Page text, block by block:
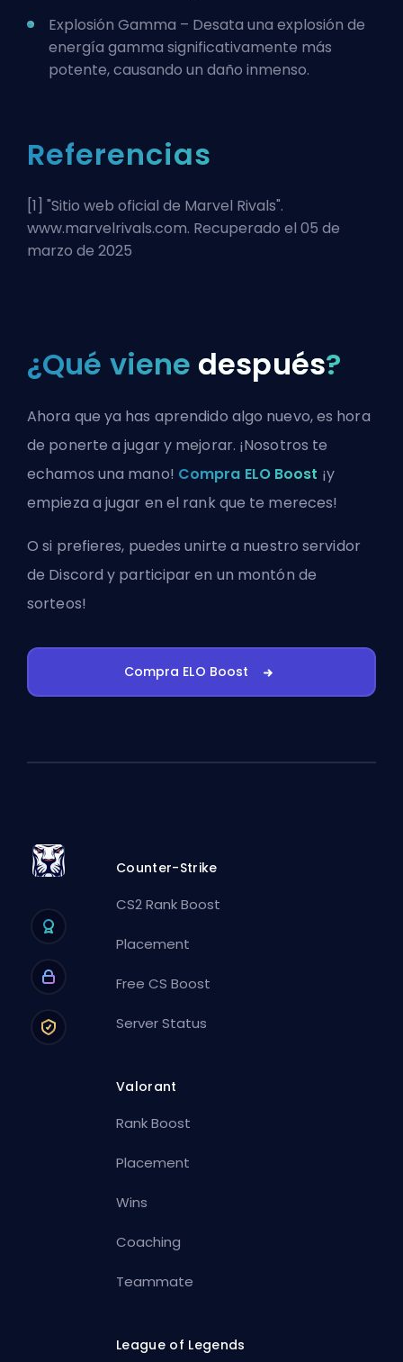
Explosión Gamma – Desata una explosión de
energía gamma significativamente más
potente, causando un daño inmenso.
Referencias
[1] "Sitio web oficial de Marvel Rivals".
www.marvelrivals.com. Recuperado el 05 de
marzo de 2025
¿Qué viene después?
Ahora que ya has aprendido algo nuevo, es hora
de ponerte a jugar y mejorar. ¡Nosotros te
echamos una mano! Compra ELO Boost ¡y
empieza a jugar en el rank que te mereces!
O si prefieres, puedesunirte a nuestro servidor
de Discord y participar en un montón de
sorteos!
Compra ELO Boost
Counter-Strike
CS2 Rank Boost
Placement
Free CS Boost
Server Status
Valorant
Rank Boost
Placement
Wins
Coaching
Teammate
League of Legends